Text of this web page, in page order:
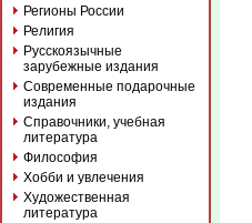
Регионы России
Религия
Русскоязычные
зарубежные издания
Современные подарочные
издания
Справочники, учебная
литература
Философия
Хобби и увлечения
Художественная
литература